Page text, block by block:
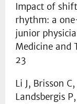
Impact of
rhythm: a
junior
Medicine and
23
Li J, Brisson
Landsbergis